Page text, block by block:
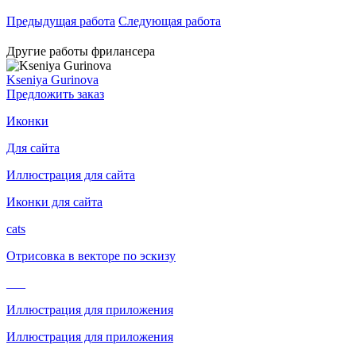
Предыдущая работа Следующая работа
Другие работы фрилансера
Kseniya Gurinova
Предложить заказ
Иконки
Для сайта
Иллюстрация для сайта
Иконки для сайта
cats
Отрисовка в векторе по эскизу
Иллюстрация для приложения
Иллюстрация для приложения